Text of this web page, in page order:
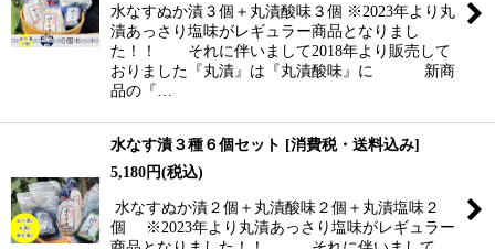
水なすぬか漬３個＋丸漬酸味３個 ※2023年より丸
漬あっさり塩味がレギュラー商品となりまし
た！！ それに伴いまして2018年より販売して
おりました『丸漬』は『丸漬酸味』に 新商
品の『…
水なす漬３種６個セット [消費税・送料込み]
5,180円(税込)
水なすぬか漬２個＋丸漬酸味２個＋丸漬塩味２
個 ※2023年より丸漬あっさり塩味がレギュラー